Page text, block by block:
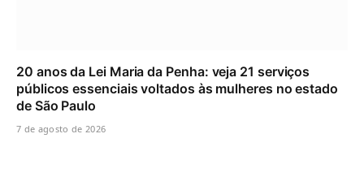
20 anos da Lei Maria da Penha: veja 21 serviços
públicos essenciais voltados às mulheres no estado
de São Paulo
7 de agosto de 2026